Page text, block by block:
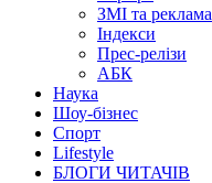
ЗМІ та реклама
Індекси
Прес-релізи
АБК
Наука
Шоу-бізнес
Спорт
Lifestyle
БЛОГИ ЧИТАЧІВ